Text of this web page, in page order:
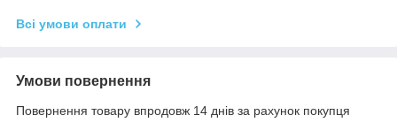
Всі умови оплати
Умови повернення
Повернення товару впродовж 14 днів за рахунок покупця